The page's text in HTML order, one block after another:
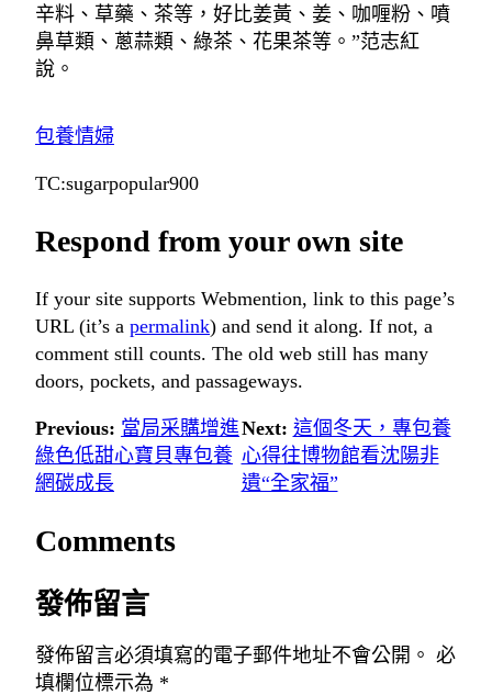
辛料、草藥、茶等，好比姜黃、姜、咖喱粉、噴
鼻草類、蔥蒜類、綠茶、花果茶等。”范志紅
說。
包養情婦
TC:sugarpopular900
Respond from your own site
If your site supports Webmention, link to this page’s
URL (it’s a permalink) and send it along. If not, a
comment still counts. The old web still has many
doors, pockets, and passageways.
Previous: 當局采購增進
綠色低甜心寶貝專包養
網碳成長
Next: 這個冬天，專包養
心得往博物館看沈陽非
遺“全家福”
Comments
發佈留言
發佈留言必須填寫的電子郵件地址不會公開。 必
填欄位標示為 *